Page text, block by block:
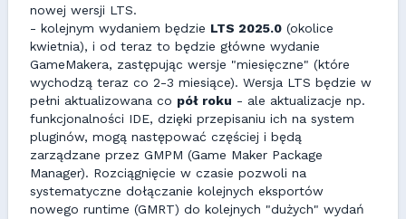
nowej wersji LTS.
- kolejnym wydaniem będzie LTS 2025.0 (okolice
kwietnia), i od teraz to będzie główne wydanie
GameMakera, zastępując wersje "miesięczne" (które
wychodzą teraz co 2-3 miesiące). Wersja LTS będzie w
pełni aktualizowana co pół roku - ale aktualizacje np.
funkcjonalności IDE, dzięki przepisaniu ich na system
pluginów, mogą następować częściej i będą
zarządzane przez GMPM (Game Maker Package
Manager). Rozciągnięcie w czasie pozwoli na
systematyczne dołączanie kolejnych eksportów
nowego runtime (GMRT) do kolejnych "dużych" wydań